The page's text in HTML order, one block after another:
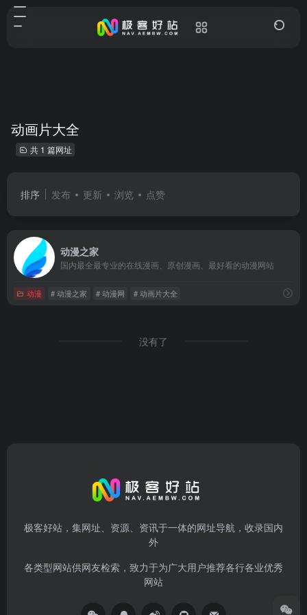
动画片大全
共 1 篇网址
排序 发布 更新 浏览 点赞
动漫之家
国内最全最专业的在线漫画、原创漫画、最好看的动漫网站
动漫 # 动漫之家 # 动漫网 # 动画片大全
没有了
极客好站，集网址、资源、资讯于一体的网址导航，收录国内
外
各类型网站供网友检索，致力于为广大用户推荐各行各业优秀
网站